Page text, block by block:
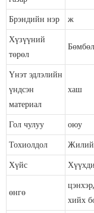
Брэндийн нэр
ж
Хүзүүний
төрөл
Үнэт эдлэлийн
үндсэн
материал
хаш
Гол чулуу
оюу
Тохиолдол
Хүйс
өнгө
хийх